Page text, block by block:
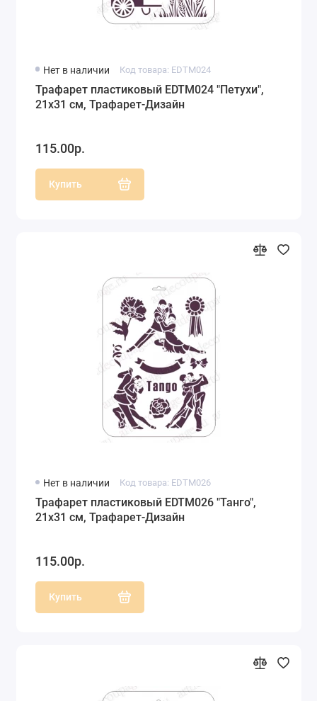
Нет в наличии Код товара: EDTM024
Трафарет пластиковый EDTM024 "Петухи",
21х31 см, Трафарет-Дизайн
115.00р.
Купить
Нет в наличии Код товара: EDTM026
Трафарет пластиковый EDTM026 "Танго",
21х31 см, Трафарет-Дизайн
115.00р.
Купить